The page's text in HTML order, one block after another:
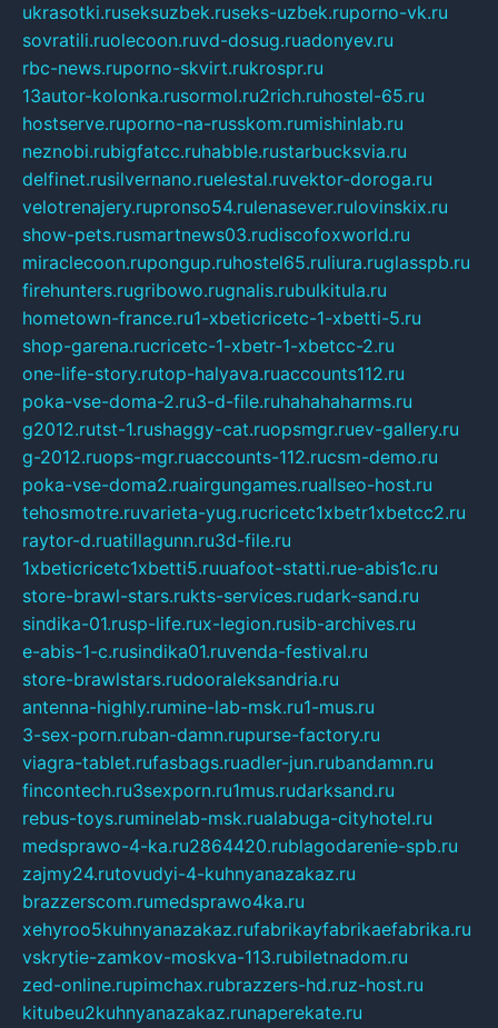
ukrasotki.ruseksuzbek.ruseks-uzbek.ruporno-vk.ru
sovratili.ruolecoon.ruvd-dosug.ruadonyev.ru
rbc-news.ruporno-skvirt.rukrospr.ru
13autor-kolonka.rusormol.ru2rich.ruhostel-65.ru
hostserve.ruporno-na-russkom.rumishinlab.ru
neznobi.rubigfatcc.ruhabble.rustarbucksvia.ru
delfinet.rusilvernano.ruelestal.ruvektor-doroga.ru
velotrenajery.rupronso54.rulenasever.rulovinskix.ru
show-pets.rusmartnews03.rudiscofoxworld.ru
miraclecoon.rupongup.ruhostel65.ruliura.ruglasspb.ru
firehunters.rugribowo.rugnalis.rubulkitula.ru
hometown-france.ru1-xbeticricetc-1-xbetti-5.ru
shop-garena.rucricetc-1-xbetr-1-xbetcc-2.ru
one-life-story.rutop-halyava.ruaccounts112.ru
poka-vse-doma-2.ru3-d-file.ruhahahaharms.ru
g2012.rutst-1.rushaggy-cat.ruopsmgr.ruev-gallery.ru
g-2012.ruops-mgr.ruaccounts-112.rucsm-demo.ru
poka-vse-doma2.ruairgungames.ruallseo-host.ru
tehosmotre.ruvarieta-yug.rucricetc1xbetr1xbetcc2.ru
raytor-d.ruatillagunn.ru3d-file.ru
1xbeticricetc1xbetti5.ruuafoot-statti.rue-abis1c.ru
store-brawl-stars.rukts-services.rudark-sand.ru
sindika-01.rusp-life.rux-legion.rusib-archives.ru
e-abis-1-c.rusindika01.ruvenda-festival.ru
store-brawlstars.rudooraleksandria.ru
antenna-highly.rumine-lab-msk.ru1-mus.ru
3-sex-porn.ruban-damn.rupurse-factory.ru
viagra-tablet.rufasbags.ruadler-jun.rubandamn.ru
fincontech.ru3sexporn.ru1mus.rudarksand.ru
rebus-toys.ruminelab-msk.rualabuga-cityhotel.ru
medsprawo-4-ka.ru2864420.rublagodarenie-spb.ru
zajmy24.rutovudyi-4-kuhnyanazakaz.ru
brazzerscom.rumedsprawo4ka.ru
xehyroo5kuhnyanazakaz.rufabrikayfabrikaefabrika.ru
vskrytie-zamkov-moskva-113.rubiletnadom.ru
zed-online.rupimchax.rubrazzers-hd.ruz-host.ru
kitubeu2kuhnyanazakaz.runaperekate.ru